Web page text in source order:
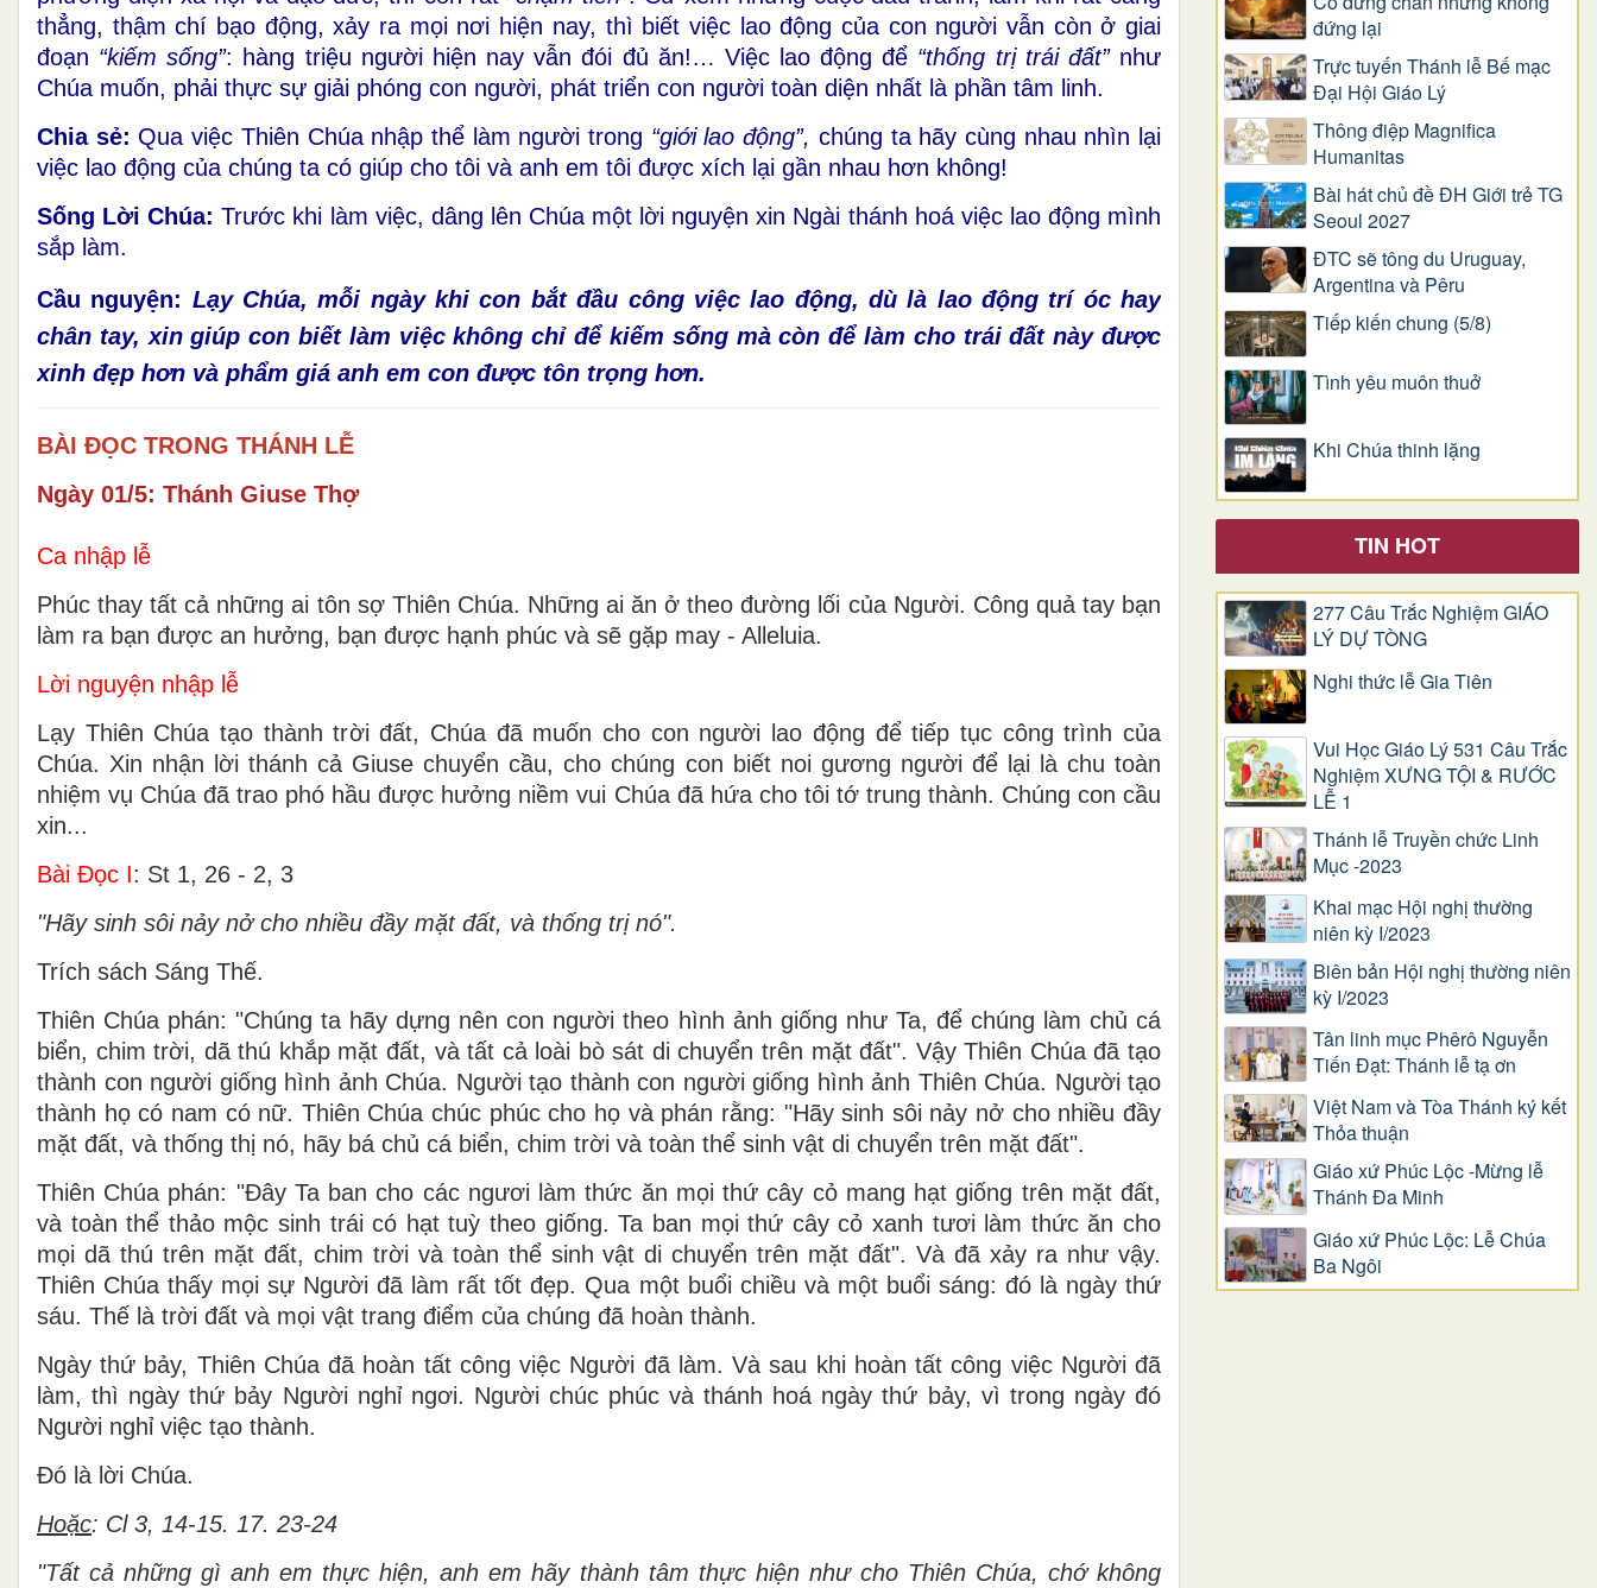
thẳng, thậm chí bạo động, xảy ra mọi nơi hiện nay, thì biết việc lao động của con người vẫn còn ở giai
đoạn “kiếm sống”: hàng triệu người hiện nay vẫn đói đủ ăn!… Việc lao động để “thống trị trái đất”như
Chúa muốn, phải thực sự giải phóng con người, phát triển con người toàn diện nhất là phần tâm linh.
Chia sẻ: Qua việc Thiên Chúa nhập thể làm người trong “giới lao động”, chúng ta hãy cùng nhau nhìn lại
việc lao động của chúng ta có giúp cho tôi và anh em tôi được xích lại gần nhau hơn không!
Sống Lời Chúa: Trước khi làm việc, dâng lên Chúa một lời nguyện xin Ngài thánh hoá việc lao động mình
sắp làm.
Cầu nguyện: Lạy Chúa, mỗi ngày khi con bắt đầu công việc lao động, dù là lao động trí óc hay
chân tay, xin giúp con biết làm việc không chỉ để kiếm sống mà còn để làm cho trái đất này được
xinh đẹp hơn và phẩm giá anh em con được tôn trọng hơn.
BÀI ĐỌC TRONG THÁNH LỄ
Ngày 01/5: Thánh Giuse Thợ
Ca nhập lễ
Phúc thay tất cả những ai tôn sợ Thiên Chúa. Những ai ăn ở theo đường lối của Người. Công quả tay bạn
làm ra bạn được an hưởng, bạn được hạnh phúc và sẽ gặp may - Alleluia.
Lời nguyện nhập lễ
Lạy Thiên Chúa tạo thành trời đất, Chúa đã muốn cho con người lao động để tiếp tục công trình của
Chúa. Xin nhận lời thánh cả Giuse chuyển cầu, cho chúng con biết noi gương người để lại là chu toàn
nhiệm vụ Chúa đã trao phó hầu được hưởng niềm vui Chúa đã hứa cho tôi tớ trung thành. Chúng con cầu
xin...
Bài Ðọc I: St 1, 26 - 2, 3
"Hãy sinh sôi nảy nở cho nhiều đầy mặt đất, và thống trị nó".
Trích sách Sáng Thế.
Thiên Chúa phán: "Chúng ta hãy dựng nên con người theo hình ảnh giống như Ta, để chúng làm chủ cá
biển, chim trời, dã thú khắp mặt đất, và tất cả loài bò sát di chuyển trên mặt đất". Vậy Thiên Chúa đã tạo
thành con người giống hình ảnh Chúa. Người tạo thành con người giống hình ảnh Thiên Chúa. Người tạo
thành họ có nam có nữ. Thiên Chúa chúc phúc cho họ và phán rằng: "Hãy sinh sôi nảy nở cho nhiều đầy
mặt đất, và thống thị nó, hãy bá chủ cá biển, chim trời và toàn thể sinh vật di chuyển trên mặt đất".
Thiên Chúa phán: "Ðây Ta ban cho các ngươi làm thức ăn mọi thứ cây cỏ mang hạt giống trên mặt đất,
và toàn thể thảo mộc sinh trái có hạt tuỳ theo giống. Ta ban mọi thứ cây cỏ xanh tươi làm thức ăn cho
mọi dã thú trên mặt đất, chim trời và toàn thể sinh vật di chuyển trên mặt đất". Và đã xảy ra như vậy.
Thiên Chúa thấy mọi sự Người đã làm rất tốt đẹp. Qua một buổi chiều và một buổi sáng: đó là ngày thứ
sáu. Thế là trời đất và mọi vật trang điểm của chúng đã hoàn thành.
Ngày thứ bảy, Thiên Chúa đã hoàn tất công việc Người đã làm. Và sau khi hoàn tất công việc Người đã
làm, thì ngày thứ bảy Người nghỉ ngơi. Người chúc phúc và thánh hoá ngày thứ bảy, vì trong ngày đó
Người nghỉ việc tạo thành.
Ðó là lời Chúa.
Hoặc: Cl 3, 14-15. 17. 23-24
"Tất cả những gì anh em thực hiện, anh em hãy thành tâm thực hiện như cho Thiên Chúa, chớ không
đứng lại
Trực tuyến Thánh lễ Bế mạc
Đại Hội Giáo Lý
Thông điệp Magnifica
Humanitas
Bài hát chủ đề ĐH Giới trẻ TG
Seoul 2027
ĐTC sẽ tông du Uruguay,
Argentina và Pêru
Tiếp kiến chung (5/8)
Tình yêu muôn thuở
Khi Chúa thinh lặng
TIN HOT
277 Câu Trắc Nghiệm GIÁO
LÝ DỰ TÒNG
Nghi thức lễ Gia Tiên
Vui Học Giáo Lý 531 Câu Trắc
Nghiệm XƯNG TỘI & RƯỚC
LỄ 1
Thánh lễ Truyền chức Linh
Mục -2023
Khai mạc Hội nghị thường
niên kỳ I/2023
Biên bản Hội nghị thường niên
kỳ I/2023
Tân linh mục Phêrô Nguyễn
Tiến Đạt: Thánh lễ tạ ơn
Việt Nam và Tòa Thánh ký kết
Thỏa thuận
Giáo xứ Phúc Lộc -Mừng lễ
Thánh Đa Minh
Giáo xứ Phúc Lộc: Lễ Chúa
Ba Ngôi